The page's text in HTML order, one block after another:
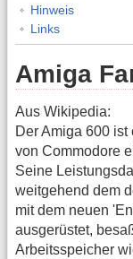
Hinweis
Links
Amiga
Aus Wikipedia:
Der Amiga 600
von Commodore
Seine
weitgehend dem
mit dem neuen
ausgerüstet,
Arbeitsspeicher